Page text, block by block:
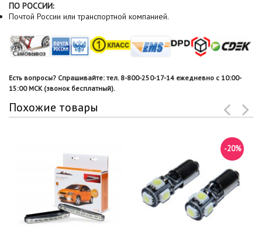
ПО РОССИИ:
Почтой России или транспортной компанией.
Есть вопросы? Спрашивайте: тел. 8-800-250-17-14 ежедневно с 10:00-
15:00 МСК (звонок бесплатный).
Похожие товары
-20%